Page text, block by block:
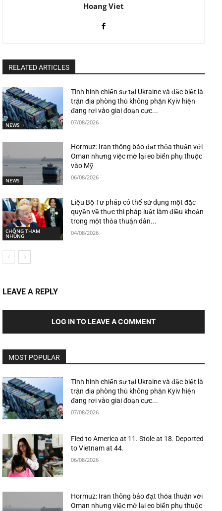
Hoang Viet
RELATED ARTICLES
NEWS
Tình hình chiến sự tại Ukraine và đặc biệt là
trận địa phòng thủ không phận Kyiv hiện
đang rơi vào giai đoạn cực...
07/08/2026
NEWS
Hormuz: Iran thông báo đạt thỏa thuận với
Oman nhưng việc mở lại eo biển phụ thuộc
vào Mỹ
06/08/2026
CHỐNG THAM
NHŨNG
Liệu Bộ Tư pháp có thể sử dụng một đặc
quyền về thực thi pháp luật làm điều khoản
trong một thỏa thuận dàn...
04/08/2026
LEAVE A REPLY
LOG IN TO LEAVE A COMMENT
MOST POPULAR
Tình hình chiến sự tại Ukraine và đặc biệt là
trận địa phòng thủ không phận Kyiv hiện
đang rơi vào giai đoạn cực...
07/08/2026
Fled to America at 11. Stole at 18. Deported
to Vietnam at 44.
06/08/2026
Hormuz: Iran thông báo đạt thỏa thuận với
Oman nhưng việc mở lại eo biển phụ thuộc